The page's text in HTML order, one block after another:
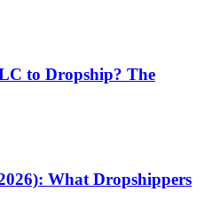
to Dropship? The
What Dropshippers